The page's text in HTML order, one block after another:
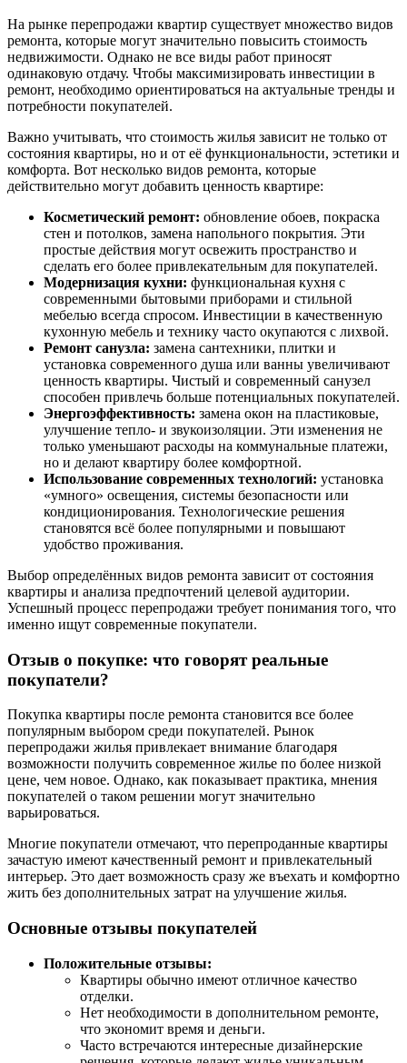
На рынке перепродажи квартир существует множество видов
ремонта, которые могут значительно повысить стоимость
недвижимости. Однако не все виды работ приносят
одинаковую отдачу. Чтобы максимизировать инвестиции в
ремонт, необходимо ориентироваться на актуальные тренды и
потребности покупателей.
Важно учитывать, что стоимость жилья зависит не только от
состояния квартиры, но и от её функциональности, эстетики и
комфорта. Вот несколько видов ремонта, которые
действительно могут добавить ценность квартире:
Косметический ремонт: обновление обоев, покраска
стен и потолков, замена напольного покрытия. Эти
простые действия могут освежить пространство и
сделать его более привлекательным для покупателей.
Модернизация кухни: функциональная кухня с
современными бытовыми приборами и стильной
мебелью всегда спросом. Инвестиции в качественную
кухонную мебель и технику часто окупаются с лихвой.
Ремонт санузла: замена сантехники, плитки и
установка современного душа или ванны увеличивают
ценность квартиры. Чистый и современный санузел
способен привлечь больше потенциальных покупателей.
Энергоэффективность: замена окон на пластиковые,
улучшение тепло- и звукоизоляции. Эти изменения не
только уменьшают расходы на коммунальные платежи,
но и делают квартиру более комфортной.
Использование современных технологий: установка
«умного» освещения, системы безопасности или
кондиционирования. Технологические решения
становятся всё более популярными и повышают
удобство проживания.
Выбор определённых видов ремонта зависит от состояния
квартиры и анализа предпочтений целевой аудитории.
Успешный процесс перепродажи требует понимания того, что
именно ищут современные покупатели.
Отзыв о покупке: что говорят реальные
покупатели?
Покупка квартиры после ремонта становится все более
популярным выбором среди покупателей. Рынок
перепродажи жилья привлекает внимание благодаря
возможности получить современное жилье по более низкой
цене, чем новое. Однако, как показывает практика, мнения
покупателей о таком решении могут значительно
варьироваться.
Многие покупатели отмечают, что перепроданные квартиры
зачастую имеют качественный ремонт и привлекательный
интерьер. Это дает возможность сразу же въехать и комфортно
жить без дополнительных затрат на улучшение жилья.
Основные отзывы покупателей
Положительные отзывы:
Квартиры обычно имеют отличное качество
отделки.
Нет необходимости в дополнительном ремонте,
что экономит время и деньги.
Часто встречаются интересные дизайнерские